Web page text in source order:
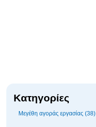
Κατηγορίες
Μεγέθη αγοράς εργασίας (38)